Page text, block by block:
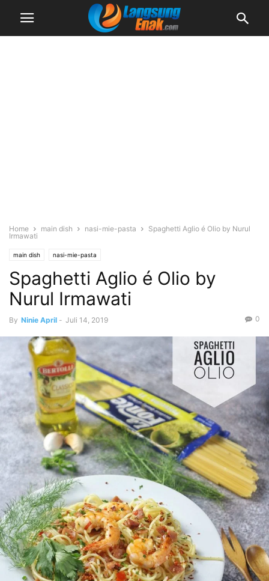
Home main dish nasi-mie-pasta
Spaghetti Aglio é Olio by Nurul
Irmawati
main dish nasi-mie-pasta
Spaghetti Aglio é Olio by
Nurul Irmawati
By Ninie April - Juli 14, 2019 0